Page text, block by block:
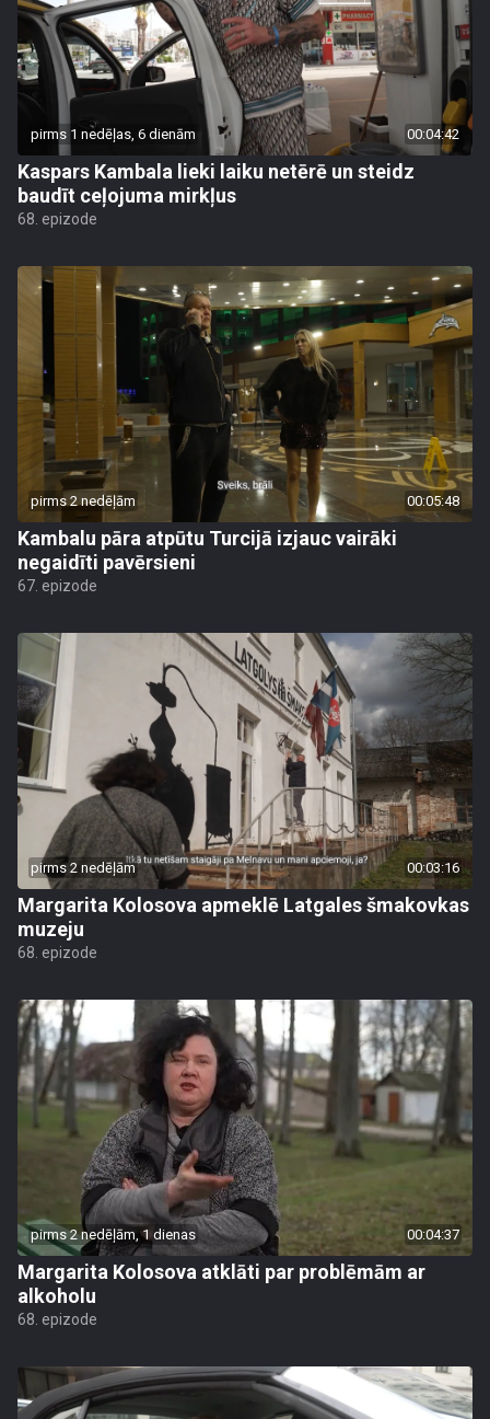
pirms 1 nedēļas, 6 dienām 00:04:42
Kaspars Kambala lieki laiku netērē un steidz
baudīt ceļojuma mirkļus
68. epizode
pirms 2 nedēļām 00:05:48
Kambalu pāra atpūtu Turcijā izjauc vairāki
negaidīti pavērsieni
67. epizode
pirms 2 nedēļām 00:03:16
Margarita Kolosova apmeklē Latgales šmakovkas
muzeju
68. epizode
pirms 2 nedēļām, 1 dienas 00:04:37
Margarita Kolosova atklāti par problēmām ar
alkoholu
68. epizode